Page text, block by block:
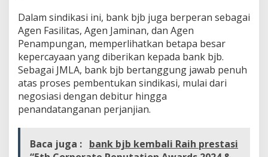
Dalam sindikasi ini, bank bjb juga berperan sebagai
Agen Fasilitas, Agen Jaminan, dan Agen
Penampungan, memperlihatkan betapa besar
kepercayaan yang diberikan kepada bank bjb.
Sebagai JMLA, bank bjb bertanggung jawab penuh
atas proses pembentukan sindikasi, mulai dari
negosiasi dengan debitur hingga
penandatanganan perjanjian.
Baca juga : bank bjb kembali Raih prestasi